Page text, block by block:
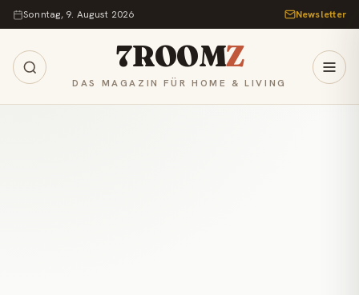
Zum Inhalt springen
Sonntag, 9. August 2026 Newsletter
7ROOMZ
DAS MAGAZIN FÜR HOME & LIVING